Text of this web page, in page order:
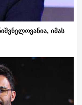
იმას